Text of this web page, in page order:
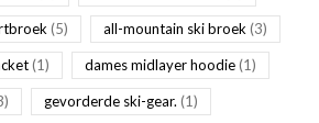
(5) all-mountain ski broek (3)
(1) dames midlayer hoodie(1)
gevorderde ski-gear. (1)